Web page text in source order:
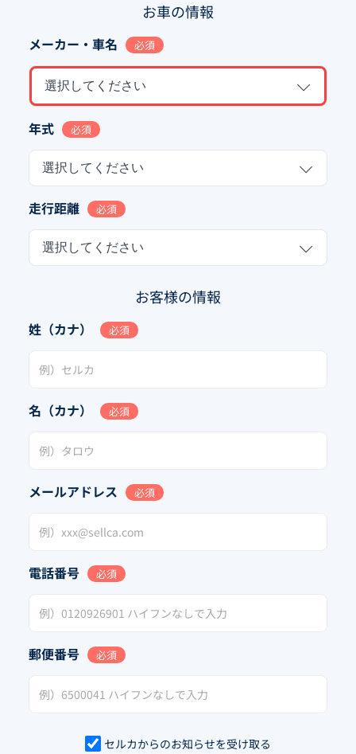
お車の情報
メーカー・車名 必須
選択してください
年式 必須
選択してください
走行距離 必須
選択してください
お客様の情報
姓（カナ） 必須
名（カナ） 必須
メールアドレス 必須
電話番号 必須
郵便番号 必須
セルカからのお知らせを受け取る